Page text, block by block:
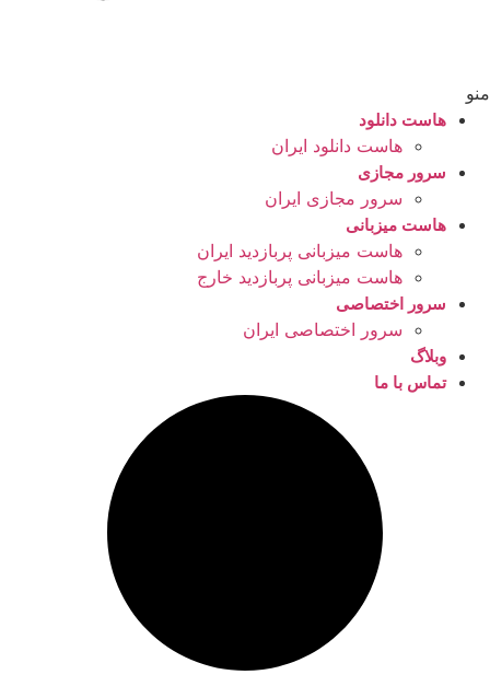
منو
هاست دانلود
هاست دانلود ایران
سرور مجازی
سرور مجازی ایران
هاست میزبانی
هاست میزبانی پربازدید ایران
هاست میزبانی پربازدید خارج
سرور اختصاصی
سرور اختصاصی ایران
وبلاگ
تماس با ما